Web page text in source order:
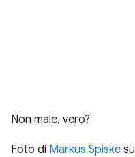
Non male, vero?
Foto di Markus Spiske su